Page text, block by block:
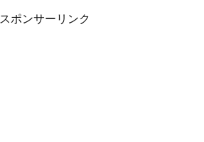
スポンサーリンク